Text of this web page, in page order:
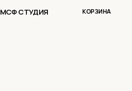
МСФ СТУДИЯ КОРЗИНА